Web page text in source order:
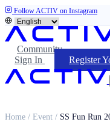
Follow ACTIV on Instagram
Community
Sign In
Register
Home / Event / SS Fun Run